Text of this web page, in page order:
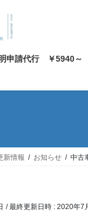
申請代行 ￥5940～
新情報 お知らせ 中古
/ 最終更新日時 : 2020年7